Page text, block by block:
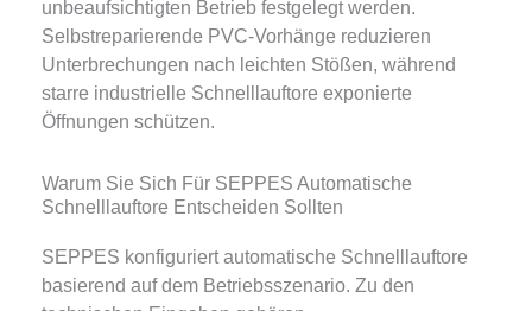
unbeaufsichtigten Betrieb festgelegt werden.
Selbstreparierende PVC-Vorhänge reduzieren
Unterbrechungen nach leichten Stößen, während
starre industrielle Schnelllauftore exponierte
Öffnungen schützen.
Warum Sie Sich Für SEPPES Automatische
Schnelllauftore Entscheiden Sollten
SEPPES konfiguriert automatische Schnelllauftore
basierend auf dem Betriebsszenario. Zu den